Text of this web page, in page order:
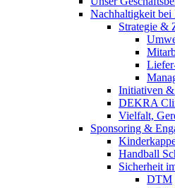
Nachhaltigkeit
Strategie &
Initiativen &
DEKRA
Vielfalt,
Sponsoring &
Handball
Sicherheit
DTM